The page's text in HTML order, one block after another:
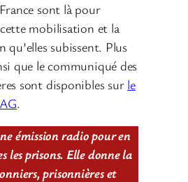
sont là pour
mobilisation et la
qu’elles subissent. Plus
que le communiqué des
sont disponibles sur le
.
émission radio pour en
les prisons. Elle donne la
prisonnières et